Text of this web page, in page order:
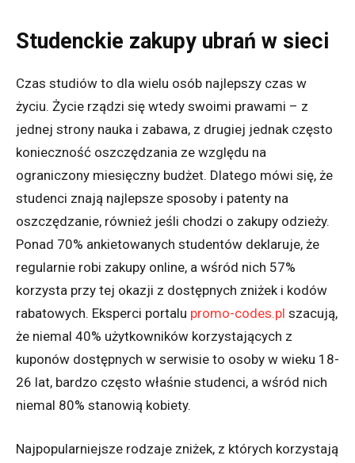
Studenckie zakupy ubrań w sieci
Czas studiów to dla wielu osób najlepszy czas w
życiu. Życie rządzi się wtedy swoimi prawami – z
jednej strony nauka i zabawa, z drugiej jednak często
konieczność oszczędzania ze względu na
ograniczony miesięczny budżet. Dlatego mówi się, że
studenci znają najlepsze sposoby i patenty na
oszczędzanie, również jeśli chodzi o zakupy odzieży.
Ponad 70% ankietowanych studentów deklaruje, że
regularnie robi zakupy online, a wśród nich 57%
korzysta przy tej okazji z dostępnych zniżek i kodów
rabatowych. Eksperci portalu promo-codes.pl szacują,
że niemal 40% użytkowników korzystających z
kuponów dostępnych w serwisie to osoby w wieku 18-
26 lat, bardzo często właśnie studenci, a wśród nich
niemal 80% stanowią kobiety.
Najpopularniejsze rodzaje zniżek, z których korzystają